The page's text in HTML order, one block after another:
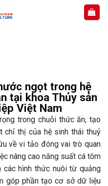
ngọt trong hệ
tại khoa Thủy sản
Việt Nam
trong chuỗi thức ăn, tạo
chỉ thị của hệ sinh thái thuỷ
về vi tảo đóng vai trò quan
nâng cao năng suất cá tôm
hình thức nuôi từ quảng
góp phần tạo cơ sở dữ liệu